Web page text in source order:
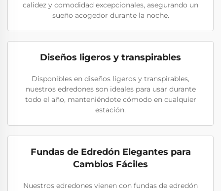
calidez y comodidad excepcionales, asegurando un
sueño acogedor durante la noche.
Diseños ligeros y transpirables
Disponibles en diseños ligeros y transpirables,
nuestros edredones son ideales para usar durante
todo el año, manteniéndote cómodo en cualquier
estación.
Fundas de Edredón Elegantes para
Cambios Fáciles
Nuestros edredones vienen con fundas de edredón